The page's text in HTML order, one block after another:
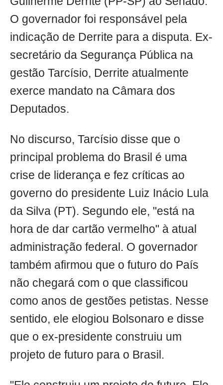
O governador foi responsável pela
indicação de Derrite para a disputa. Ex-
secretário da Segurança Pública na
gestão Tarcísio, Derrite atualmente
exerce mandato na Câmara dos
Deputados.
No discurso, Tarcísio disse que o
principal problema do Brasil é uma
crise de liderança e fez críticas ao
governo do presidente Luiz Inácio Lula
da Silva (PT). Segundo ele, "está na
hora de dar cartão vermelho" à atual
administração federal. O governador
também afirmou que o futuro do País
não chegará com o que classificou
como anos de gestões petistas. Nesse
sentido, ele elogiou Bolsonaro e disse
que o ex-presidente construiu um
projeto de futuro para o Brasil.